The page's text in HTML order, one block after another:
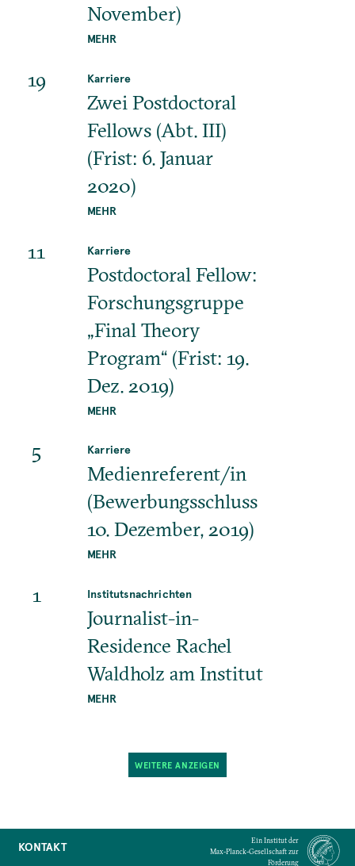
November)
MEHR
19 Karriere
Zwei Postdoctoral
Fellows (Abt. III)
(Frist: 6. Januar
2020)
MEHR
11 Karriere
Postdoctoral Fellow:
Forschungsgruppe
„Final Theory
Program“ (Frist: 19.
Dez. 2019)
MEHR
5 Karriere
Medienreferent/in
(Bewerbungsschluss
10. Dezember, 2019)
MEHR
1 Institutsnachrichten
Journalist-in-
Residence Rachel
Waldholz am Institut
MEHR
WEITERE ANZEIGEN
KONTAKT
Ein Institut der
Max-Planck-Gesellschaft zur
Förderung